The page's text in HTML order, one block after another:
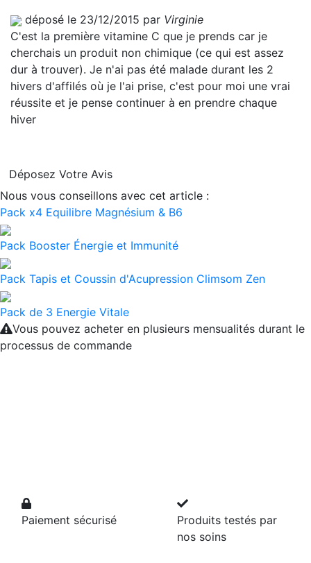
déposé le 23/12/2015 par Virginie
C'est la première vitamine C que je prends car je
cherchais un produit non chimique (ce qui est assez
dur à trouver). Je n'ai pas été malade durant les 2
hivers d'affilés où je l'ai prise, c'est pour moi une vrai
réussite et je pense continuer à en prendre chaque
hiver
Déposez Votre Avis
Nous vous conseillons avec cet article :
Pack x4 Equilibre Magnésium & B6
Pack Booster Énergie et Immunité
Pack Tapis et Coussin d'Acupression Climsom Zen
Pack de 3 Energie Vitale
Vous pouvez acheter en plusieurs mensualités durant le
processus de commande
Paiement sécurisé
Produits testés par
nos soins